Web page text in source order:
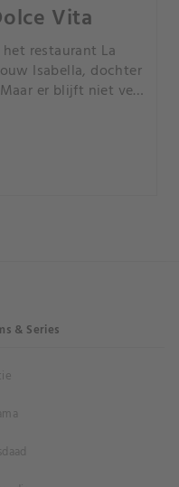
Vita
restaurant La
Isabella, dochter
er blijft niet veel
gearresteerd
& Series